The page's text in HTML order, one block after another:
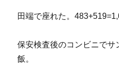
田端で座れた。
保安検査後のコンビニでサ
飯。